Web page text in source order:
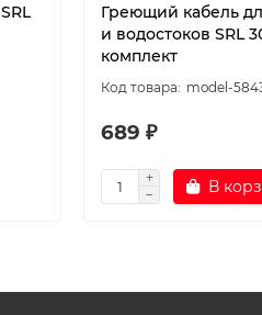
Греющий кабель
и водостоков SRL
комплект
model-
689 ₽
В